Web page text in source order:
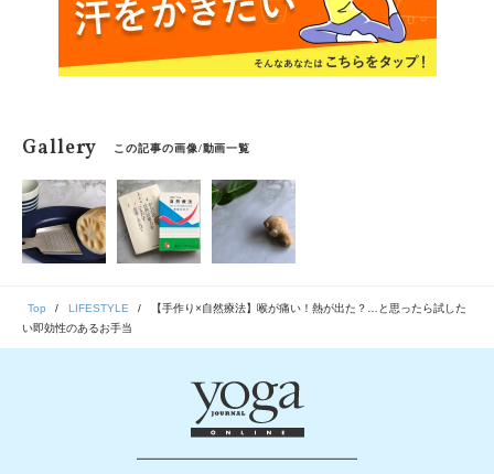
Gallery この記事の画像/動画一覧
Top LIFESTYLE
【手作り×自然療法】喉が痛い！熱が出た？…と思ったら試した
い即効性のあるお手当